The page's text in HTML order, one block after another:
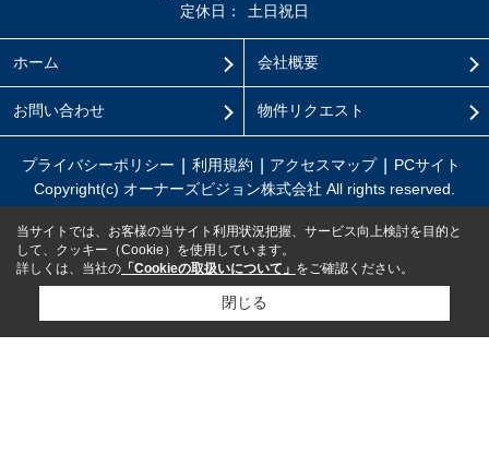
定休日：
土日祝日
ホーム 会社概要
お問い合わせ 物件リクエスト
プライバシーポリシー 利用規約 アクセスマップ
PCサイト
Copyright(c) オーナーズビジョン株式会社 All rights reserved.
当サイトでは、お客様の当サイト利用状況把握、サービス向上検討を目的と
して、クッキー（Cookie）を使用しています。
詳しくは、当社の 「Cookieの取扱いについて」 をご確認ください。
閉じる